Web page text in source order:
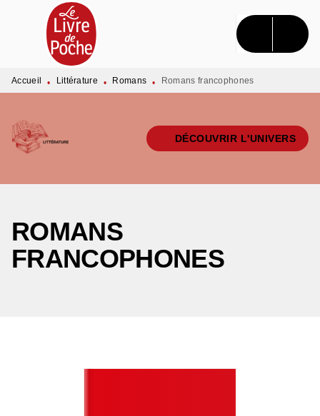
MENU RECHERCHE CONTENU
PIED DE PAGE
Accueil • Littérature • Romans • Romans francophones
DÉCOUVRIR L'UNIVERS
ROMANS
FRANCOPHONES